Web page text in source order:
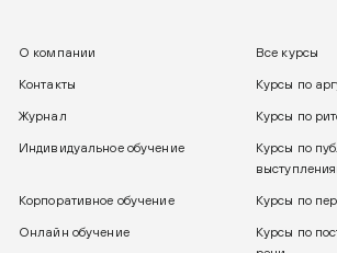
О компании Все курсы
Контакты Курсы по
Журнал Курсы по
Индивидуальное обучение
Курсы по
Корпоративное обучение Курсы по
Онлайн обучение
Курсы по